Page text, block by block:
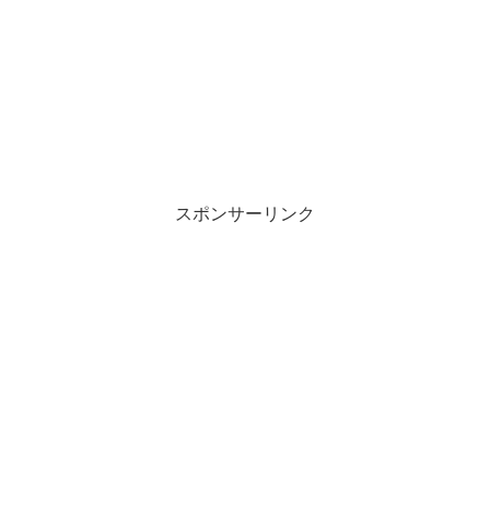
スポンサーリンク